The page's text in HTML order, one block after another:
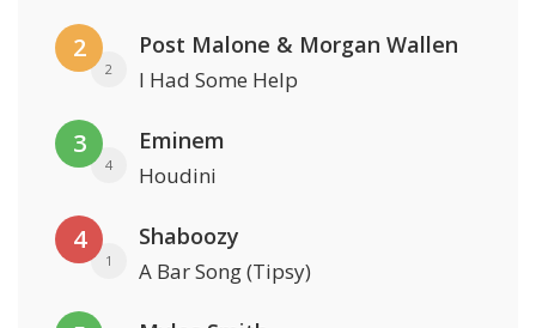
2
2
Post Malone & Morgan Wallen
I Had Some Help
3
4
Eminem
Houdini
4
1
Shaboozy
A Bar Song (Tipsy)